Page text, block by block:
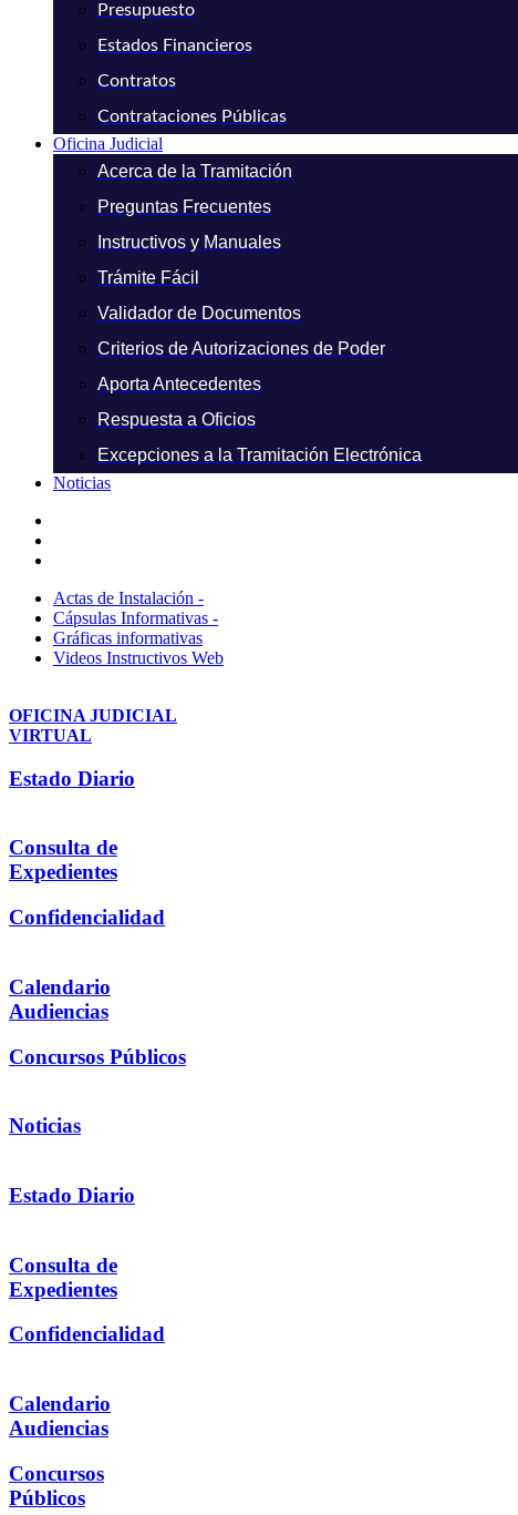
Presupuesto
Estados Financieros
Contratos
Contrataciones Públicas
Oficina Judicial
Acerca de la Tramitación
Preguntas Frecuentes
Instructivos y Manuales
Trámite Fácil
Validador de Documentos
Criterios de Autorizaciones de Poder
Aporta Antecedentes
Respuesta a Oficios
Excepciones a la Tramitación Electrónica
Noticias
Actas de Instalación -
Cápsulas Informativas -
Gráficas informativas
Videos Instructivos Web
OFICINA JUDICIAL
VIRTUAL
Estado Diario
Consulta de
Expedientes
Confidencialidad
Calendario
Audiencias
Concursos Públicos
Noticias
Estado Diario
Consulta de
Expedientes
Confidencialidad
Calendario
Audiencias
Concursos
Públicos